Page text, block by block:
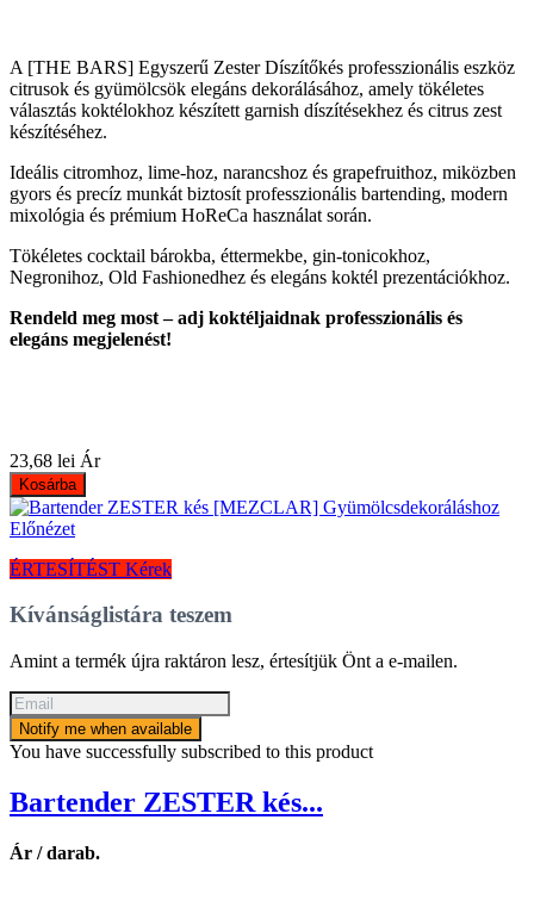
A [THE BARS] Egyszerű Zester Díszítőkés professzionális eszköz
citrusok és gyümölcsök elegáns dekorálásához, amely tökéletes
választás koktélokhoz készített garnish díszítésekhez és citrus zest
készítéséhez.
Ideális citromhoz, lime-hoz, narancshoz és grapefruithoz, miközben
gyors és precíz munkát biztosít professzionális bartending, modern
mixológia és prémium HoReCa használat során.
Tökéletes cocktail bárokba, éttermekbe, gin-tonicokhoz,
Negronihoz, Old Fashionedhez és elegáns koktél prezentációkhoz.
Rendeld meg most – adj koktéljaidnak professzionális és
elegáns megjelenést!
23,68 lei Ár
Kosárba
Előnézet
ÉRTESÍTÉST Kérek
Kívánságlistára teszem
Amint a termék újra raktáron lesz, értesítjük Önt a e-mailen.
Notify me when available
You have successfully subscribed to this product
Bartender ZESTER kés...
Ár / darab.